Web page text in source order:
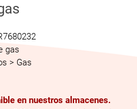
gas
> Gas
en nuestros almacenes.